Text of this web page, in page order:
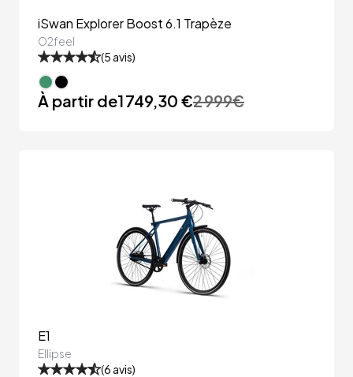
iSwan Explorer Boost 6.1 Trapèze
O2feel
(5 avis)
À partir de1 749,30 €2 999€
E1
Ellipse
(6 avis)